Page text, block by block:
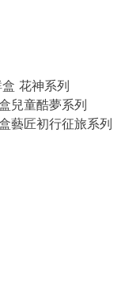
花神系列
兒童酷夢系列
藝匠初行征旅系列